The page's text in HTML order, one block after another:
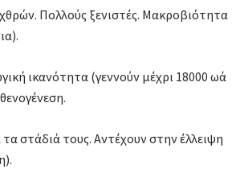
Πολλούς ξενιστές. Μακροβιότητα
ικανότητα (γεννούν μέχρι 18000 ωά
στάδιά τους. Αντέχουν στην έλλειψη